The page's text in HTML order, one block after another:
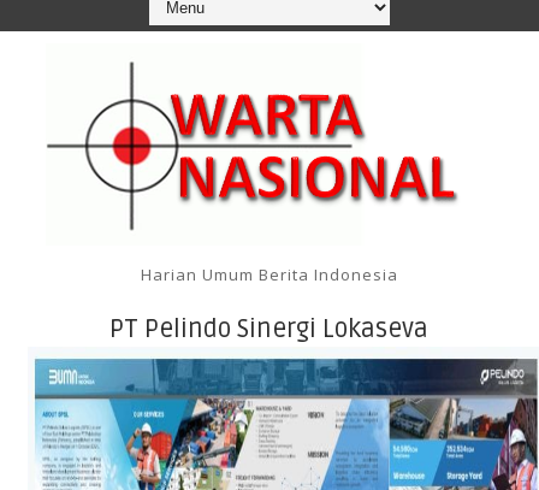
Harian Umum Berita Indonesia
PT Pelindo Sinergi Lokaseva